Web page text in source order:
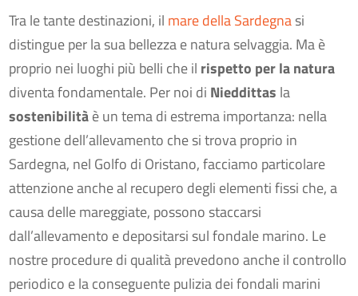
Tra le tante destinazioni, il mare della Sardegnasi
distingue per la sua bellezza e natura selvaggia. Ma è
proprio nei luoghi più belli che il rispetto per la natura
diventa fondamentale. Per noi di Nieddittas la
sostenibilitàè un tema di estrema importanza: nella
gestione dell’allevamento che si trova proprio in
Sardegna, nel Golfo di Oristano, facciamo particolare
attenzione anche al recupero degli elementi fissi che, a
causa delle mareggiate, possono staccarsi
dall’allevamento e depositarsi sul fondale marino. Le
nostre procedure di qualità prevedono anche il controllo
periodico e la conseguente pulizia dei fondali marini